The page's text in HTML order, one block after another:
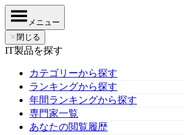
メニュー
✕ 閉じる
IT製品を探す
カテゴリーから探す
ランキングから探す
年間ランキングから探す
専門家一覧
あなたの閲覧履歴